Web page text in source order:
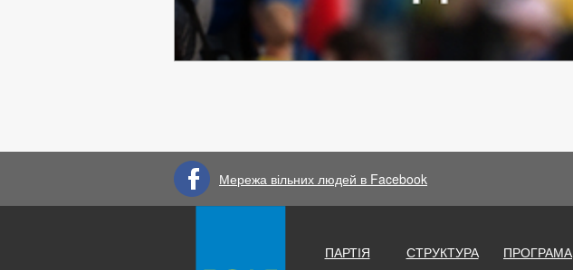
Мережа вільних людей в Facebook
ПАРТІЯ СТРУКТУРА ПРОГРАМА